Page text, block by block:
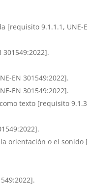
[requisito 9.1.1.1, UNE-
EN 301549:2022].
EN 301549:2022].
texto [requisito
orientación o el